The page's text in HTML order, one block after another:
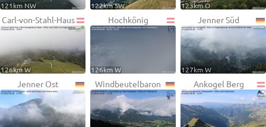
121km NW 122km SW 123km O
Carl-von-Stahl-Haus
126km W
Hochkönig
126km W
Jenner Süd
127km W
Jenner Ost Windbeutelbaron Ankogel Berg